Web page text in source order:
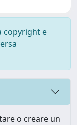
copyright e
o creare un